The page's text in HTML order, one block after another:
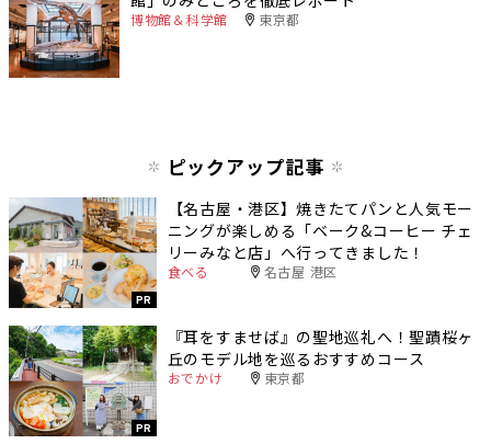
博物館＆科学館 東京都
ピックアップ記事
PR
【名古屋・港区】焼きたてパンと人気モー
ニングが楽しめる「ベーク&コーヒー チェ
リーみなと店」へ行ってきました！
食べる 名古屋 港区
PR
『耳をすませば』の聖地巡礼へ！聖蹟桜ヶ
丘のモデル地を巡るおすすめコース
おでかけ 東京都